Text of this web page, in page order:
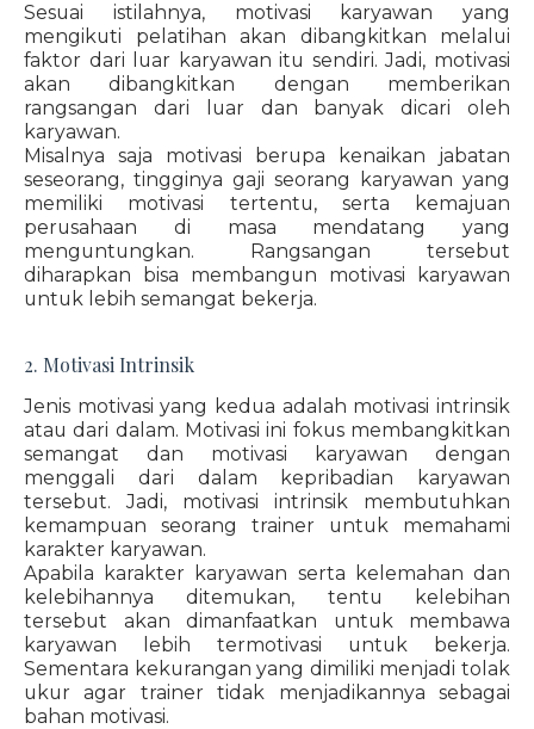
Sesuai istilahnya, motivasi karyawan yang
mengikuti pelatihan akan dibangkitkan melalui
faktor dari luar karyawan itu sendiri. Jadi, motivasi
akan dibangkitkan dengan memberikan
rangsangan dari luar dan banyak dicari oleh
karyawan.
Misalnya saja motivasi berupa kenaikan jabatan
seseorang, tingginya gaji seorang karyawan yang
memiliki motivasi tertentu, serta kemajuan
perusahaan di masa mendatang yang
menguntungkan. Rangsangan tersebut
diharapkan bisa membangun motivasi karyawan
untuk lebih semangat bekerja.
2. Motivasi Intrinsik
Jenis motivasi yang kedua adalah motivasi intrinsik
atau dari dalam. Motivasi ini fokus membangkitkan
semangat dan motivasi karyawan dengan
menggali dari dalam kepribadian karyawan
tersebut. Jadi, motivasi intrinsik membutuhkan
kemampuan seorang trainer untuk memahami
karakter karyawan.
Apabila karakter karyawan serta kelemahan dan
kelebihannya ditemukan, tentu kelebihan
tersebut akan dimanfaatkan untuk membawa
karyawan lebih termotivasi untuk bekerja.
Sementara kekurangan yang dimiliki menjadi tolak
ukur agar trainer tidak menjadikannya sebagai
bahan motivasi.